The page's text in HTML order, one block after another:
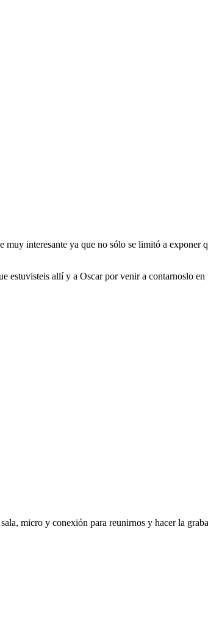
interesante ya que no sólo se limitó a exponer
estuvisteis allí y a Oscar por venir a contarnoslo en
micro y conexión para reunirnos y hacer la